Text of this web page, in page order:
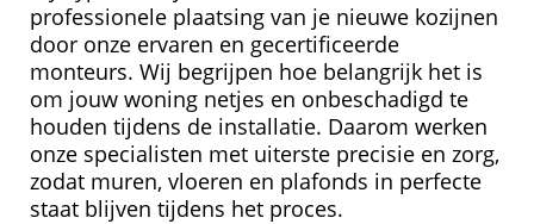
professionele plaatsing van je nieuwe kozijnen
door onze ervaren en gecertificeerde
monteurs. Wij begrijpen hoe belangrijk het is
om jouw woning netjes en onbeschadigd te
houden tijdens de installatie. Daarom werken
onze specialisten met uiterste precisie en zorg,
zodat muren, vloeren en plafonds in perfecte
staat blijven tijdens het proces.